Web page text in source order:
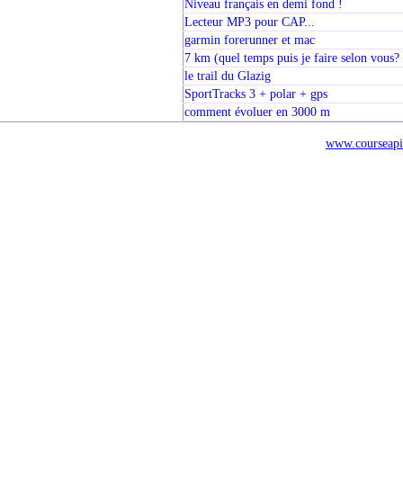
Niveau français en demi fond !
Lecteur MP3 pour CAP...
garmin forerunner et mac
7 km (quel temps puis je faire selon vous?
le trail du Glazig
SportTracks 3 + polar + gps
comment évoluer en 3000 m